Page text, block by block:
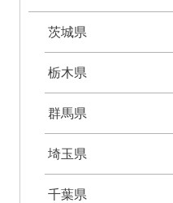
茨城県
栃木県
群馬県
埼玉県
千葉県